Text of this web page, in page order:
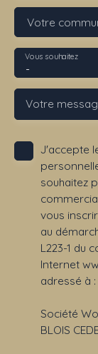
Votre
-
Vous souhaitez
Votre
J'accepte
souhaitez
vous
au
L223-1 du
Internet
adressé à :
Société
BLOIS